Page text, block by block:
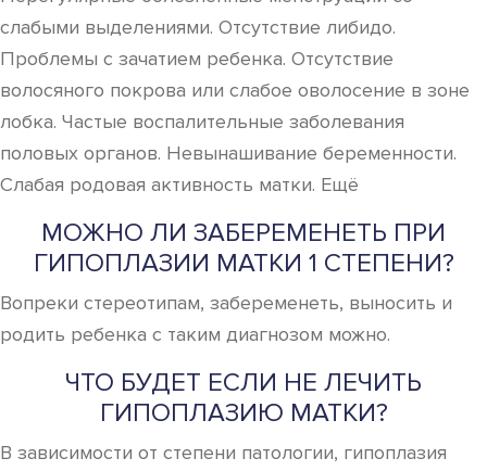
слабыми выделениями. Отсутствие либидо.
Проблемы с зачатием ребенка. Отсутствие
волосяного покрова или слабое оволосение в зоне
лобка. Частые воспалительные заболевания
половых органов. Невынашивание беременности.
Слабая родовая активность матки. Ещё
МОЖНО ЛИ ЗАБЕРЕМЕНЕТЬ ПРИ
ГИПОПЛАЗИИ МАТКИ 1 СТЕПЕНИ?
Вопреки стереотипам, забеременеть, выносить и
родить ребенка с таким диагнозом можно.
ЧТО БУДЕТ ЕСЛИ НЕ ЛЕЧИТЬ
ГИПОПЛАЗИЮ МАТКИ?
В зависимости от степени патологии, гипоплазия